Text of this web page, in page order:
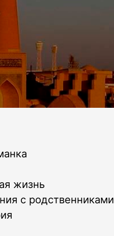
жизнь
с родственниками